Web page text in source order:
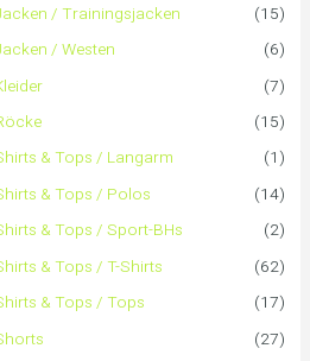
/ Trainingsjacken
(15)
/ Westen
(6)
(7)
(15)
& Tops / Langarm
(1)
& Tops / Polos
(14)
& Tops / Sport-BHs
(2)
& Tops / T-Shirts
(62)
& Tops / Tops
(17)
(27)